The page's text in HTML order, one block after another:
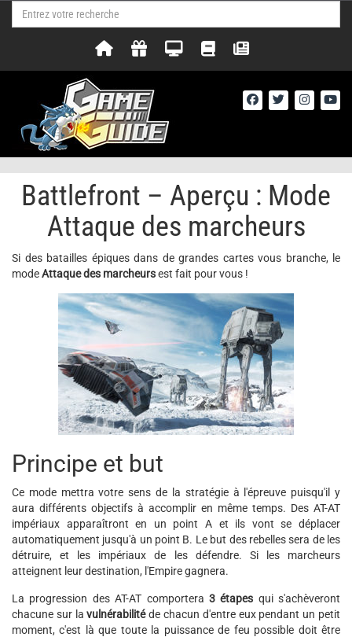
Battlefront – Aperçu : Mode
Attaque des marcheurs
Si des batailles épiques dans de grandes cartes vous branche, le
modeAttaque des marcheursest fait pour vous !
Principe et but
Ce mode mettra votre sens de la stratégie à l'épreuve puisqu'il y
aura différents objectifs à accomplir en même temps. Des AT-AT
impériaux apparaîtront en un point A et ils vont se déplacer
automatiquement jusqu'à un point B. Le but des rebelles sera de les
détruire, et les impériaux de les défendre. Si les marcheurs
atteignent leur destination, l'Empire gagnera.
La progression des AT-AT comportera 3 étapes qui s'achèveront
chacune sur lavulnérabilitéde chacun d'entre eux pendant un petit
moment, c'est là que toute la puissance de feu possible doit être